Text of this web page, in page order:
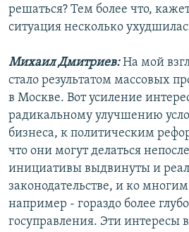
решаться? Тем более что,
ситуация несколько
Михаил Дмитриев:На мой
стало результатом массовых
в Москве. Вот усиление
радикальному улучшению
бизнеса, к политическим
что они могут делаться
инициативы выдвинуты и
законодательстве, и ко
например - гораздо более
госуправления. Эти интересы